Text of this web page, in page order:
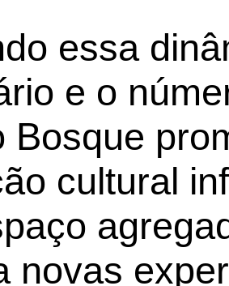
essa
e o
Bosque
cultural
novas